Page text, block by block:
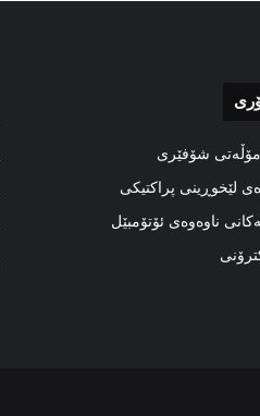
شۆفێری
لێخوڕینی پراکتیکی
ناوەوەی ئۆتۆمبێل